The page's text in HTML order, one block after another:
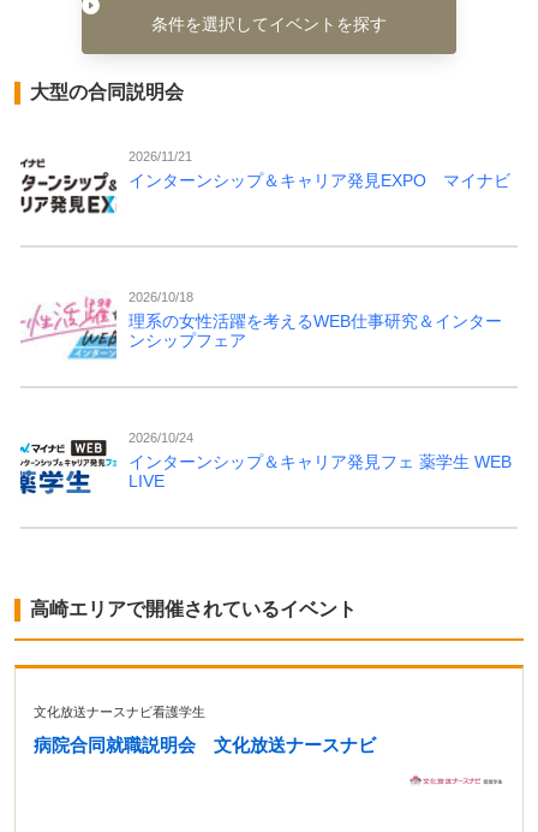
条件を選択してイベントを探す
大型の合同説明会
2026/11/21
インターンシップ＆キャリア発見EXPO マイナビ
2026/10/18
理系の女性活躍を考えるWEB仕事研究＆インター
ンシップフェア
2026/10/24
インターンシップ＆キャリア発見フェ 薬学生 WEB
LIVE
高崎エリアで開催されているイベント
文化放送ナースナビ看護学生
病院合同就職説明会 文化放送ナースナビ